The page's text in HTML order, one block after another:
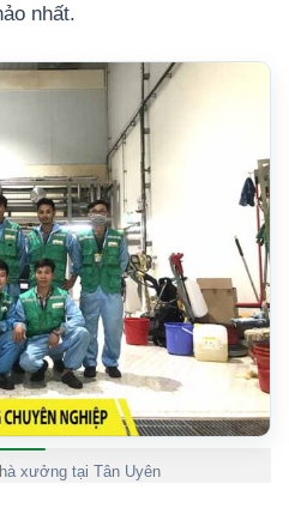
nhất.
xưởng tại Tân Uyên